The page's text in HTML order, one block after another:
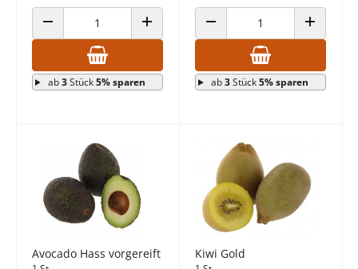
ANZAHL VERRINGERN ANZAHL ERHÖHEN
ab3Stück5% sparen
ANZAHL VERRINGERN ANZAHL
ab3Stück5% sparen
Avocado Hass vorgereift Kiwi Gold